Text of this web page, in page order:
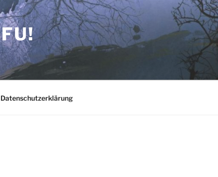
Datenschutzerklärung